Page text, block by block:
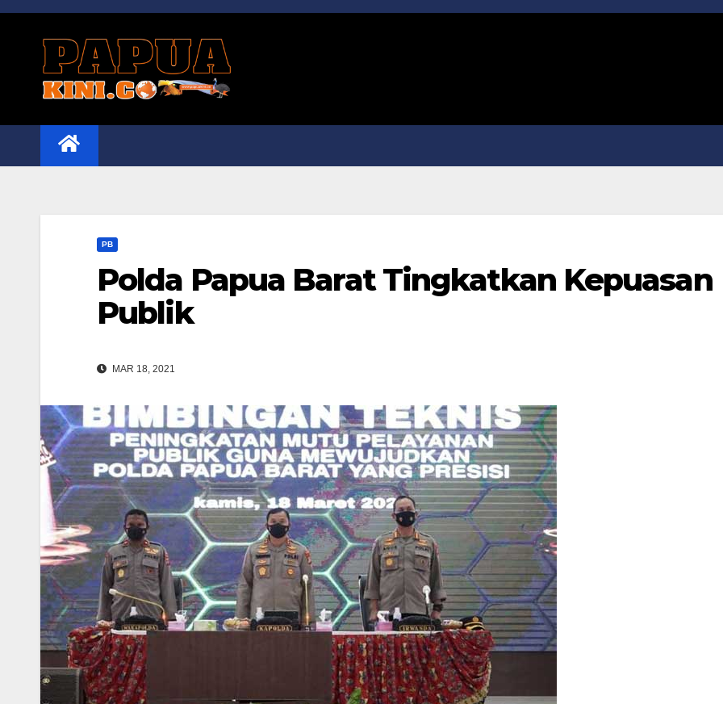
Skip
PB
Polda Papua Barat Tingkatkan Kepuasan
Publik
MAR 18, 2021